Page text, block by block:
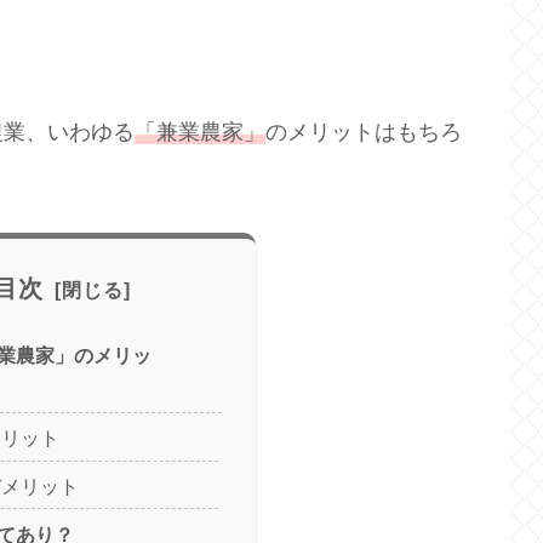
、いわゆる「兼業農家」のメリットはもちろ
次
農家」のメリッ
ット
リット
あり？